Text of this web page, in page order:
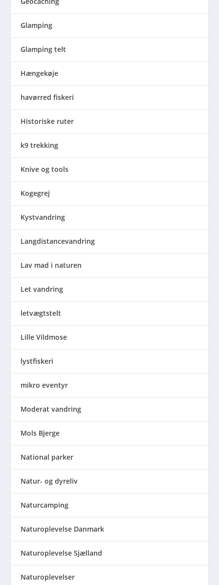
Glamping
Glamping telt
Hængekøje
havørred fiskeri
Historiske ruter
k9 trekking
Knive og tools
Kogegrej
Kystvandring
Langdistancevandring
Lav mad i naturen
Let vandring
letvægtstelt
Lille Vildmose
lystfiskeri
mikro eventyr
Moderat vandring
Mols Bjerge
National parker
Natur- og dyreliv
Naturcamping
Naturoplevelse Danmark
Naturoplevelse Sjælland
Naturoplevelser